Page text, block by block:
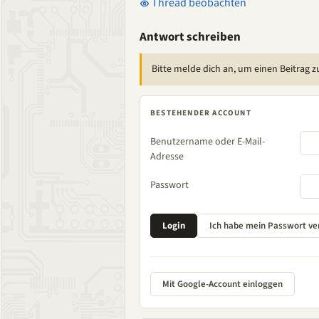
Antwort schreiben
Bitte melde dich an, um einen Beitrag
BESTEHENDER ACCOUNT
Benutzername oder E-Mail-
Adresse
Passwort
Mit Google-Account einloggen